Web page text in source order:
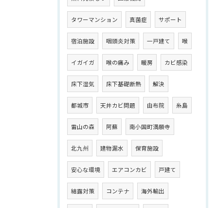
タワーマンション 真菌症 サポート
宿泊施設 咽頭炎対策 一戸建て 喉
イガイガ 喉の痛み 暖房 カビ感染
床下湿気 床下基礎断熱 解決
都城市 天井カビ問題 由布院 糸島
雷山の森 阿蘇 南小国町満願寺
北九州 建物漏水 保育施設
安心な環境 エアコンカビ 戸建て
結露対策 コンテナ 海外輸出